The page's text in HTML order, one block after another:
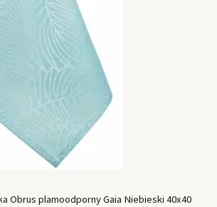
Obrus plamoodporny Gaia Niebieski 40x40